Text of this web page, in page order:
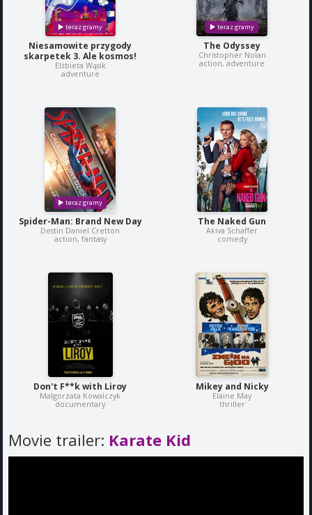
Niesamowite przygody
skarpetek 3. Ale kosmos!
Elżbieta Wąsik
adventure
The Odyssey
Christopher Nolan
action, adventure
Spider-Man: Brand New Day
Destin Daniel Cretton
action, fantasy
The Naked Gun
Akiva Schaffer
comedy
Don't F**k with Liroy
Malgorzata Kowalczyk
documentary
Mikey and Nicky
Elaine May
thriller
Movie trailer: Karate Kid